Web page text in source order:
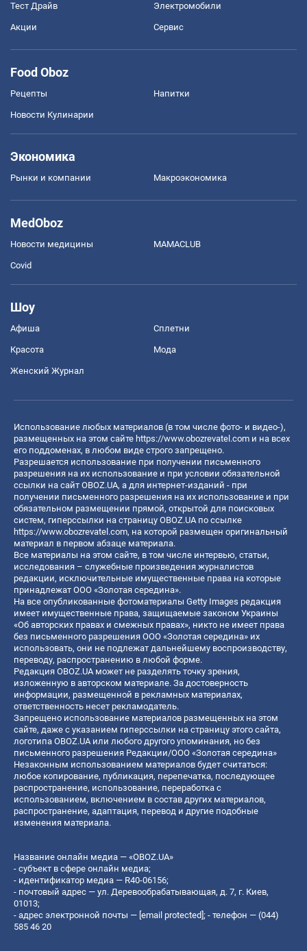
Тест Драйв Электромобили
Акции Сервис
Food Oboz
Рецепты Напитки
Новости Кулинарии
Экономика
Рынки и компании Mакроэкономика
MedOboz
Новости медицины MAMACLUB
Covid
Шоу
Афиша Сплетни
Красота Мода
Женский Журнал
Использование любых материалов (в том числе фото- и видео-),
размещенных на этом сайте https://www.obozrevatel.com и на всех
его поддоменах, в любом виде строго запрещено.
Разрешается использование при получении письменного
разрешения на их использование и при условии обязательной
ссылки на сайт OBOZ.UA, а для интернет-изданий - при
получении письменного разрешения на их использование и при
обязательном размещении прямой, открытой для поисковых
систем, гиперссылки на страницу OBOZ.UA по ссылке
https://www.obozrevatel.com, на которой размещен оригинальный
материал в первом абзаце материала.
Все материалы на этом сайте, в том числе интервью, статьи,
исследования – служебные произведения журналистов
редакции, исключительные имущественные права на которые
принадлежат ООО «Золотая середина».
На все опубликованные фотоматериалы Getty Images редакция
имеет имущественные права, защищаемые законом Украины
«Об авторских правах и смежных правах», никто не имеет права
без письменного разрешения ООО «Золотая середина» их
использовать, они не подлежат дальнейшему воспроизводству,
переводу, распространению в любой форме.
Редакция OBOZ.UA может не разделять точку зрения,
изложенную в авторском материале. За достоверность
информации, размещенной в рекламных материалах,
ответственность несет рекламодатель.
Запрещено использование материалов размещенных на этом
сайте, даже с указанием гиперссылки на страницу этого сайта,
логотипа OBOZ.UA или любого другого упоминания, но без
письменного разрешения Редакции/ООО «Золотая середина»
Незаконным использованием материалов будет считаться:
любое копирование, публикация, перепечатка, последующее
распространение, использование, переработка с
использованием, включением в состав других материалов,
распространение, адаптация, перевод и другие подобные
изменения материала.
Название онлайн медиа — «OBOZ.UA»
- субъект в сфере онлайн медиа;
- идентификатор медиа — R40-06156;
- почтовый адрес — ул. Деревообрабатывающая, д. 7, г. Киев,
01013;
- адрес электронной почты — [email protected] ; - телефон — (044)
585 46 20